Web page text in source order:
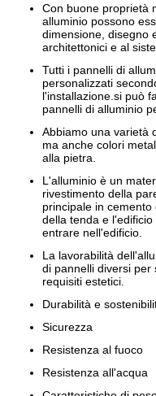
Con buone proprietà
alluminio possono
dimensione, disegno
architettonici e al
Tutti i pannelli di
personalizzati
l'installazione.si può
pannelli di alluminio
Abbiamo una varietà
ma anche colori
alla pietra.
L'alluminio è un
rivestimento della
principale in
della tenda e
entrare nell'edificio.
La lavorabilità
di pannelli diversi per
requisiti estetici.
Durabilità e
Sicurezza
Resistenza al fuoco
Resistenza all'acqua